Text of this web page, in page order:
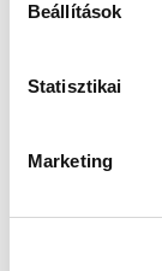
Beállítások
Statisztikai
Marketing